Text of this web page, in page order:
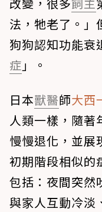
改變，很多飼主
法，牠老了。」
狗狗認知功能衰
症 」。
日本獸醫師大西
人類一樣，隨著
慢慢退化，並展
初期階段相似的
包括：夜間突然
與家人互動冷淡